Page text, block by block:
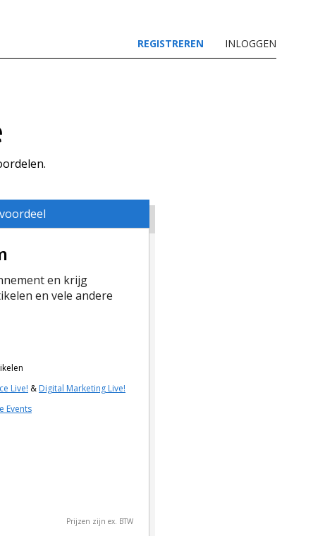
REGISTREREN INLOGGEN
en krijg
en vele andere
Live! & Digital Marketing Live!
Events
Prijzen zijn ex. BTW